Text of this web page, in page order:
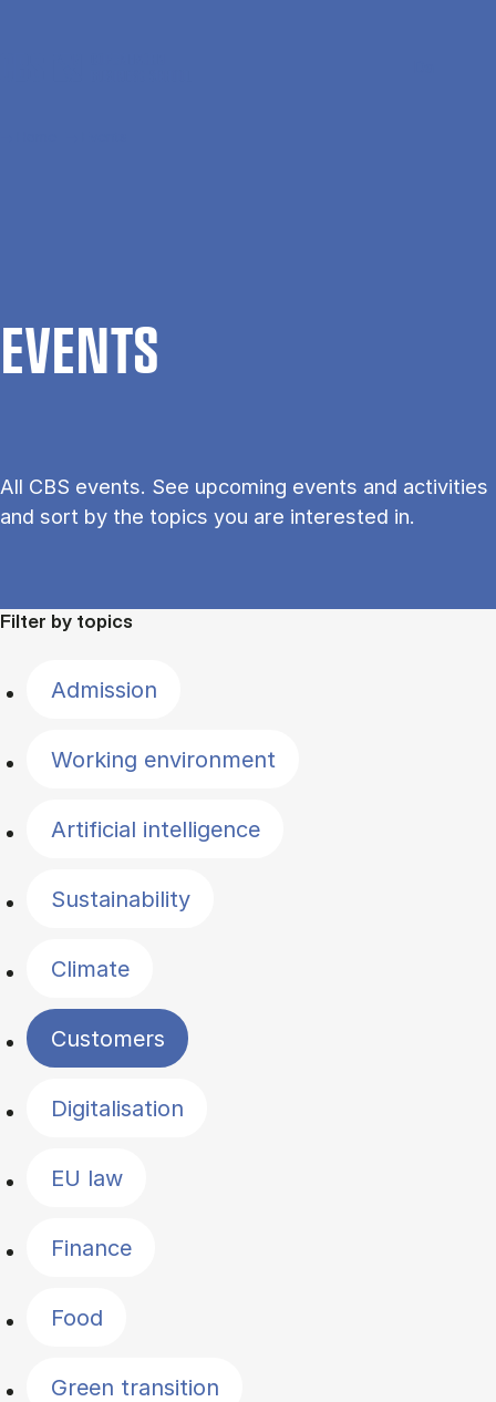
EVENTS
All CBS events. See upcoming events and activities
and sort by the topics you are interested in.
Filter by topics
Admission
Working environment
Artificial intelligence
Sustainability
Climate
Customers
Digitalisation
EU law
Finance
Food
Green transition